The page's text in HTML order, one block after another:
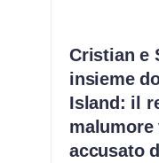
Cristian e
insieme
Island: il
accusato